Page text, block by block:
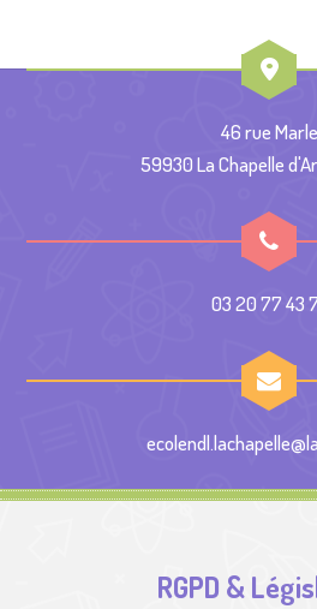
46 rue Marle
59930 La Chapelle
03 20 77 43
RGPD &